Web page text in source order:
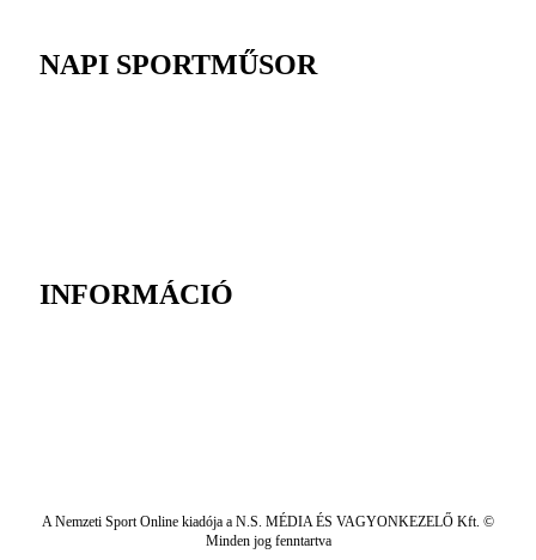
NAPI SPORTMŰSOR
INFORMÁCIÓ
A Nemzeti Sport Online kiadója a N.S. MÉDIA ÉS VAGYONKEZELŐ Kft. ©
Minden jog fenntartva